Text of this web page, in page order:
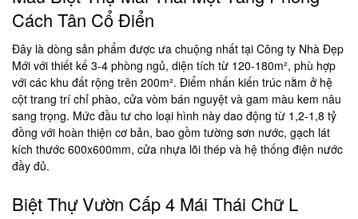
Cách Tân Cổ Điển
Đây là dòng sản phẩm được ưa chuộng nhất tại Công ty Nhà Đẹp
Mới với thiết kế 3-4 phòng ngủ, diện tích từ 120-180m², phù hợp
với các khu đất rộng trên 200m². Điểm nhấn kiến trúc nằm ở hệ
cột trang trí chỉ phào, cửa vòm bán nguyệt và gam màu kem nâu
sang trọng. Mức đầu tư cho loại hình này dao động từ 1,2-1,8 tỷ
đồng với hoàn thiện cơ bản, bao gồm tường sơn nước, gạch lát
kích thước 600x600mm, cửa nhựa lõi thép và hệ thống điện nước
đầy đủ.
Biệt Thự Vườn Cấp 4 Mái Thái Chữ L